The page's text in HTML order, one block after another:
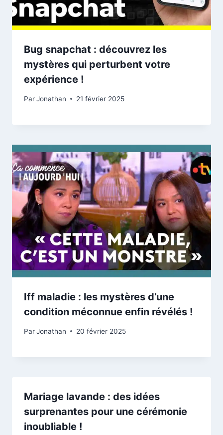
Bug snapchat : découvrez les
mystères qui perturbent votre
expérience !
ParJonathan 21 février 2025
Iff maladie : les mystères d’une
condition méconnue enfin révélés !
ParJonathan 20 février 2025
Mariage lavande : des idées
surprenantes pour une cérémonie
inoubliable !